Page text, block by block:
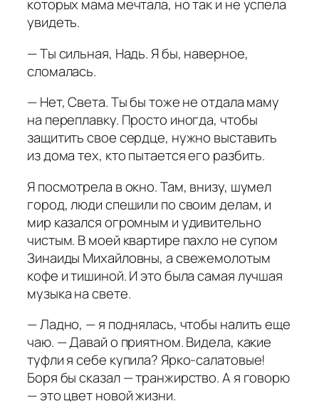
которых мама мечтала, но так и не успела
увидеть.
— Ты сильная, Надь. Я бы, наверное,
сломалась.
— Нет, Света. Ты бы тоже не отдала маму
на переплавку. Просто иногда, чтобы
защитить свое сердце, нужно выставить
из дома тех, кто пытается его разбить.
Я посмотрела в окно. Там, внизу, шумел
город, люди спешили по своим делам, и
мир казался огромным и удивительно
чистым. В моей квартире пахло не супом
Зинаиды Михайловны, а свежемолотым
кофе и тишиной. И это была самая лучшая
музыка на свете.
— Ладно, — я поднялась, чтобы налить еще
чаю. — Давай о приятном. Видела, какие
туфли я себе купила? Ярко-салатовые!
Боря бы сказал — транжирство. А я говорю
— это цвет новой жизни.